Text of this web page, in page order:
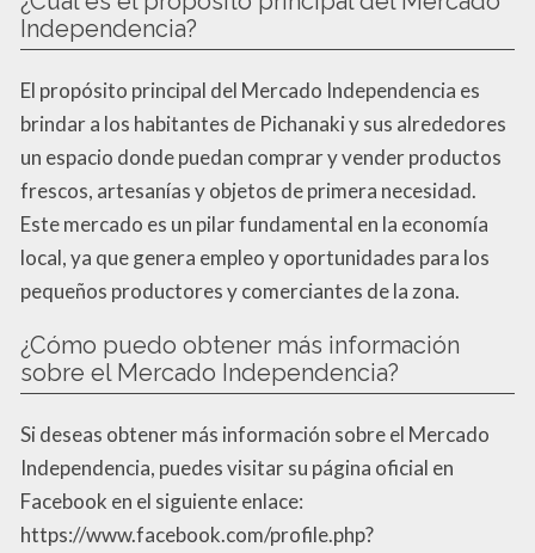
Independencia?
El propósito principal del Mercado Independencia es
brindar a los habitantes de Pichanaki y sus alrededores
un espacio donde puedan comprar y vender productos
frescos, artesanías y objetos de primera necesidad.
Este mercado es un pilar fundamental en la economía
local, ya que genera empleo y oportunidades para los
pequeños productores y comerciantes de la zona.
¿Cómo puedo obtener más información
sobre el Mercado Independencia?
Si deseas obtener más información sobre el Mercado
Independencia, puedes visitar su página oficial en
Facebook en el siguiente enlace:
https://www.facebook.com/profile.php?